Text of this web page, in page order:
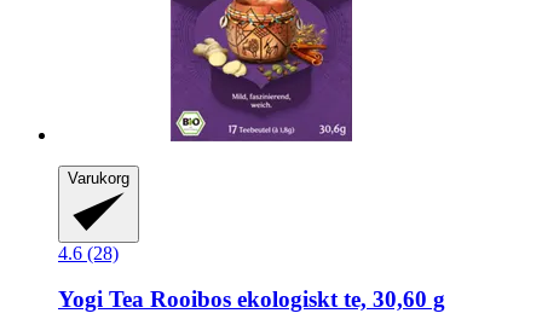
Varukorg
4.6 (28)
Yogi Tea Rooibos ekologiskt te, 30,60 g